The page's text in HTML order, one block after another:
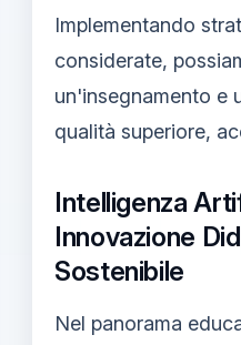
Implementando
considerate,
un'insegnamento e
qualità superiore,
Intelligenza
Innovazione
Sostenibile
Nel panorama